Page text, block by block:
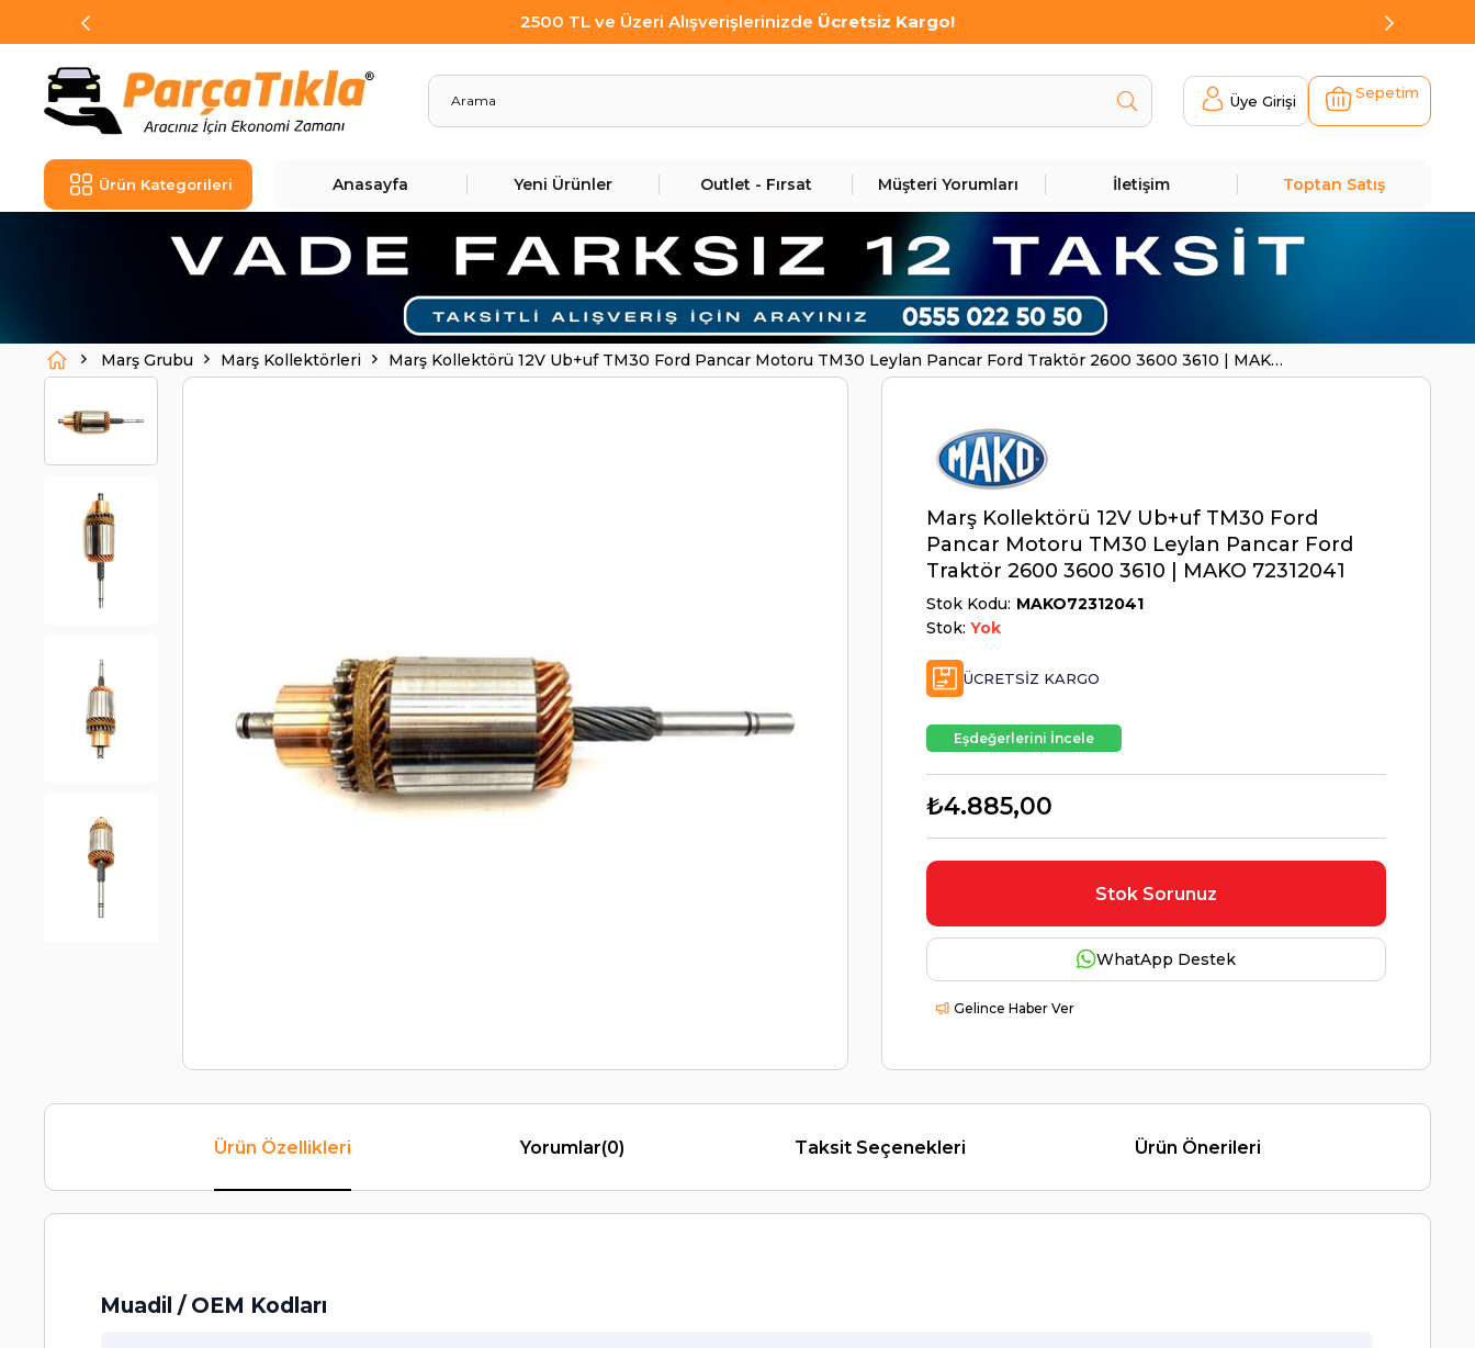
2500 TL ve Üzeri Alışverişlerinizde Ücretsiz Kargo!
Üye Girişi Sepetim
Ürün Kategorileri Anasayfa Yeni Ürünler Outlet - Fırsat Müşteri Yorumları İletişim Toptan Satış
Marş Grubu Marş Kollektörleri
Marş Kollektörü 12V Ub+uf TM30 Ford Pancar Motoru TM30 Leylan Pancar Ford Traktör 2600 3600 3610 | MAKO
Marş Kollektörü 12V Ub+uf TM30 Ford
Pancar Motoru TM30 Leylan Pancar Ford
Traktör 2600 3600 3610 | MAKO 72312041
Stok Kodu MAKO72312041
Stok: Yok
ÜCRETSIZ KARGO
Eşdeğerlerini İncele
₺4.885,00
Stok Sorunuz
WhatApp Destek
Gelince Haber Ver
Ürün Özellikleri Yorumlar(0) Taksit Seçenekleri Ürün Önerileri
Muadil / OEM Kodları